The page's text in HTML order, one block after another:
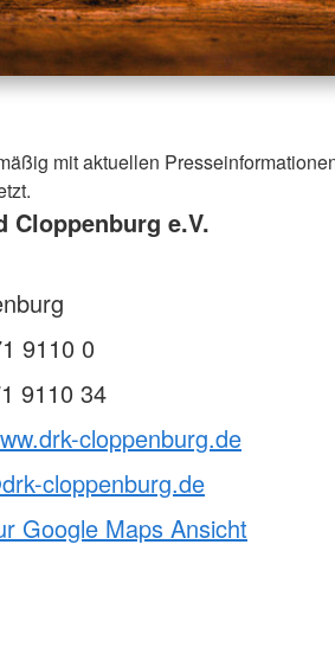
mit aktuellen
Cloppenburg e.V.
9110 0
9110 34
cloppenburg.de
cloppenburg.de
Google Maps Ansicht